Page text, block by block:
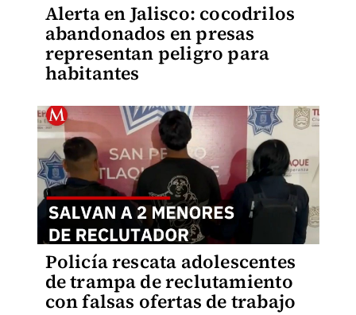
Alerta en Jalisco: cocodrilos
abandonados en presas
representan peligro para
habitantes
Policía rescata adolescentes
de trampa de reclutamiento
con falsas ofertas de trabajo